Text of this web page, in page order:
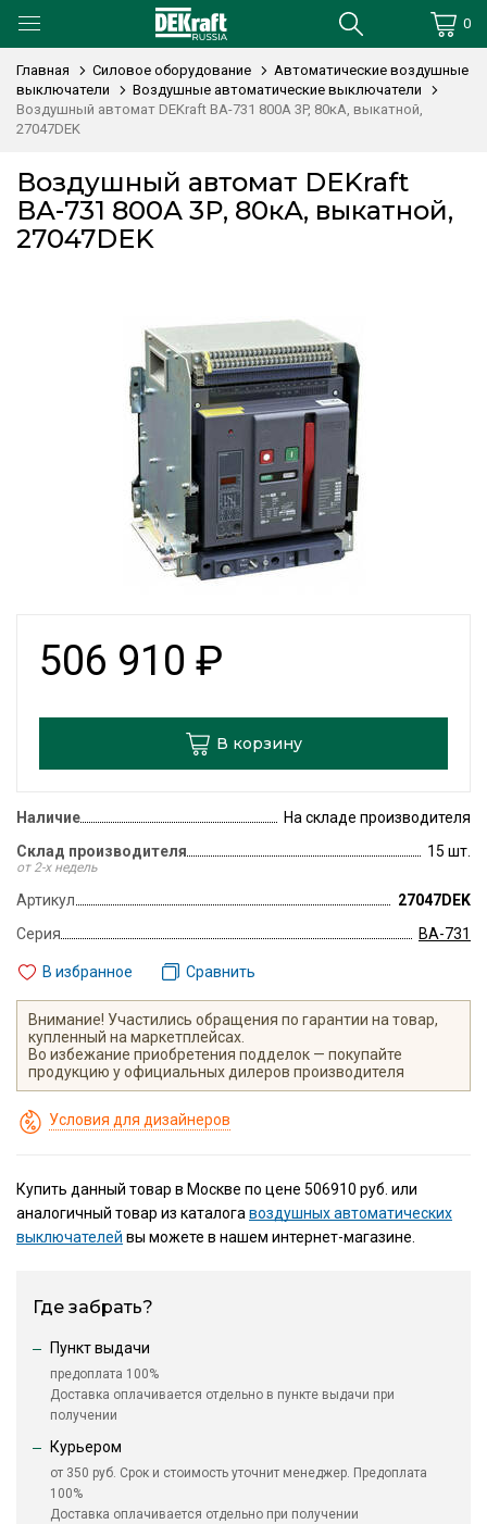
0
Главная Силовое оборудование
Автоматические воздушные
выключатели
Воздушные автоматические выключатели
Воздушный автомат DEKraft ВА-731 800А 3P, 80кА, выкатной,
27047DEK
Воздушный автомат DEKraft
ВА-731 800А 3P, 80кА, выкатной,
27047DEK
506 910 ₽
В корзину
Наличие
На складе производителя
Склад производителя
от 2-х недель
15 шт.
Артикул
27047DEK
Серия
ВА-731
В избранное Сравнить
Внимание! Участились обращения по гарантии на товар,
купленный на маркетплейсах.
Во избежание приобретения подделок — покупайте
продукцию у официальных дилеров производителя
Условия для дизайнеров
Купить данный товар в Москве по цене 506910 руб. или
аналогичный товар из каталогавоздушных автоматических
выключателей вы можете в нашем интернет-магазине.
Где забрать?
Пункт выдачи
предоплата 100%
Доставка оплачивается отдельно в пункте выдачи при
получении
Курьером
от 350 руб. Срок и стоимость уточнит менеджер. Предоплата
100%
Доставка оплачивается отдельно при получении